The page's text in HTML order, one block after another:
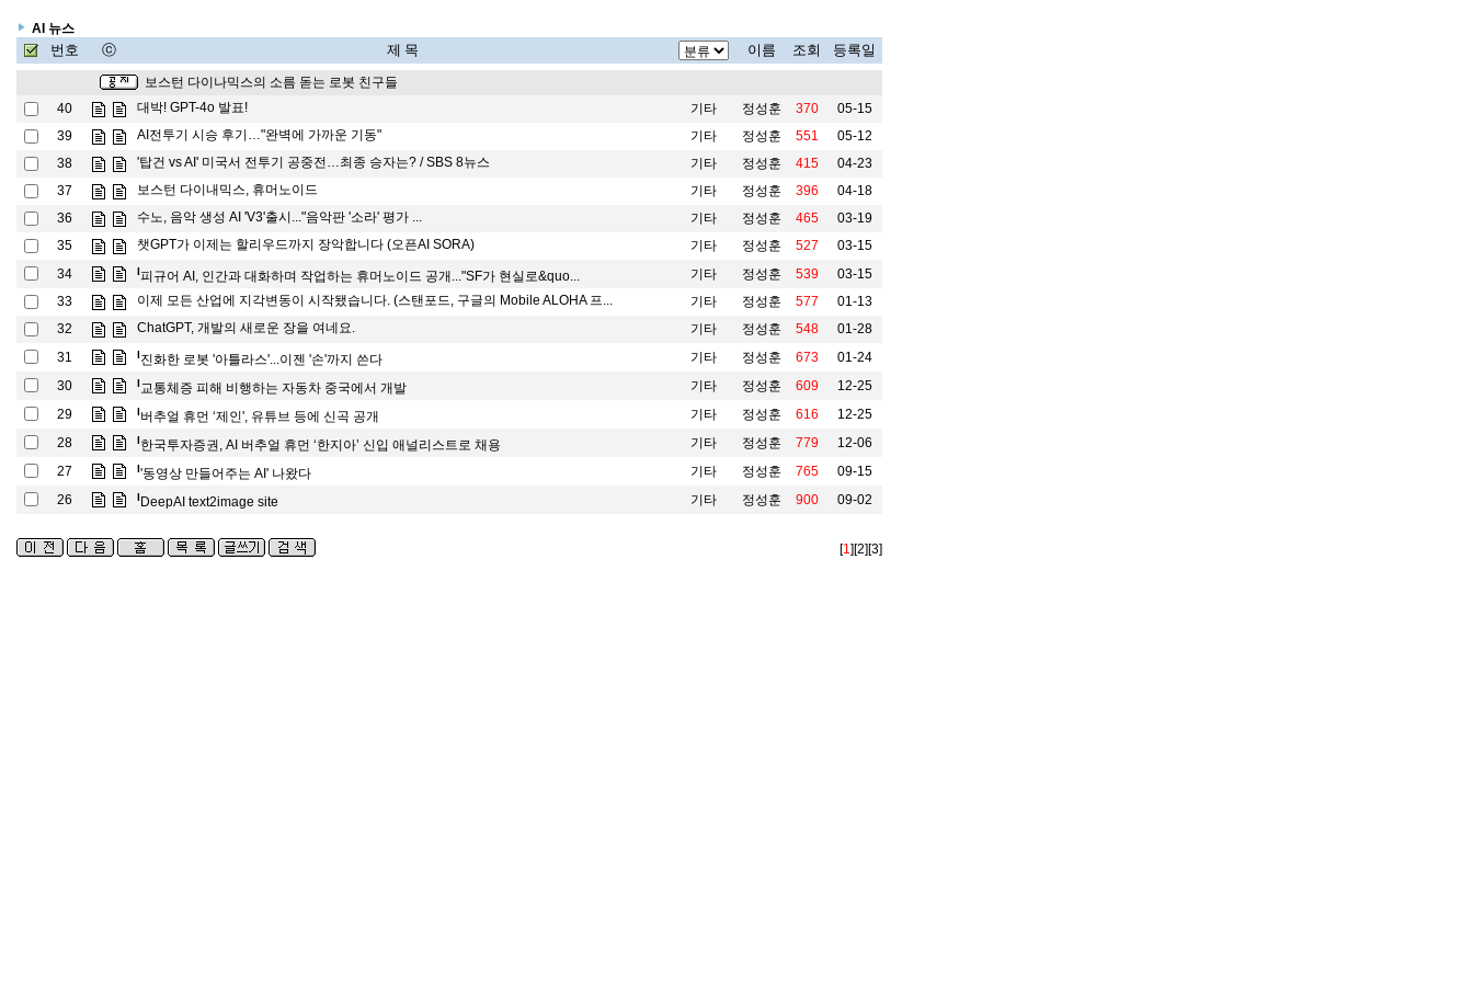
AI 뉴스
번호 ⓒ 제 목 이름 조회 등록일
보스턴 다이나믹스의 소름 돋는 로봇 친구들
40
대박! GPT-4o 발표! 기타 정성훈 370
05-15
39
AI전투기 시승 후기…"완벽에 가까운 기동" 기타 정성훈 551
05-12
38
'탑건 vs AI' 미국서 전투기 공중전…최종 승자는? / SBS 8뉴스 기타 정성훈 415
04-23
37
보스턴 다이내믹스, 휴머노이드 기타 정성훈 396
04-18
36
수노, 음악 생성 AI 'V3'출시..."음악판 '소라' 평가 ... 기타 정성훈 465
03-19
35
챗GPT가 이제는 할리우드까지 장악합니다 (오픈AI SORA) 기타 정성훈 527
03-15
34
l피규어 AI, 인간과 대화하며 작업하는 휴머노이드 공개..."SF가 현실로&quo... 기타 정성훈 539
03-15
33
이제 모든 산업에 지각변동이 시작됐습니다. (스탠포드, 구글의 Mobile ALOHA 프... 기타 정성훈 577
01-13
32
ChatGPT, 개발의 새로운 장을 여네요. 기타 정성훈 548
01-28
31
l진화한 로봇 '아틀라스'...이젠 '손'까지 쓴다 기타 정성훈 673
01-24
30
l교통체증 피해 비행하는 자동차 중국에서 개발 기타 정성훈 609
12-25
29
l버추얼 휴먼 ‘제인', 유튜브 등에 신곡 공개 기타 정성훈 616
12-25
28
l한국투자증권, AI 버추얼 휴먼 ‘한지아’ 신입 애널리스트로 채용 기타 정성훈 779
12-06
27
l'동영상 만들어주는 AI' 나왔다 기타 정성훈 765
09-15
26
l DeepAI text2image site 기타 정성훈 900 09-02
[1][2][3]